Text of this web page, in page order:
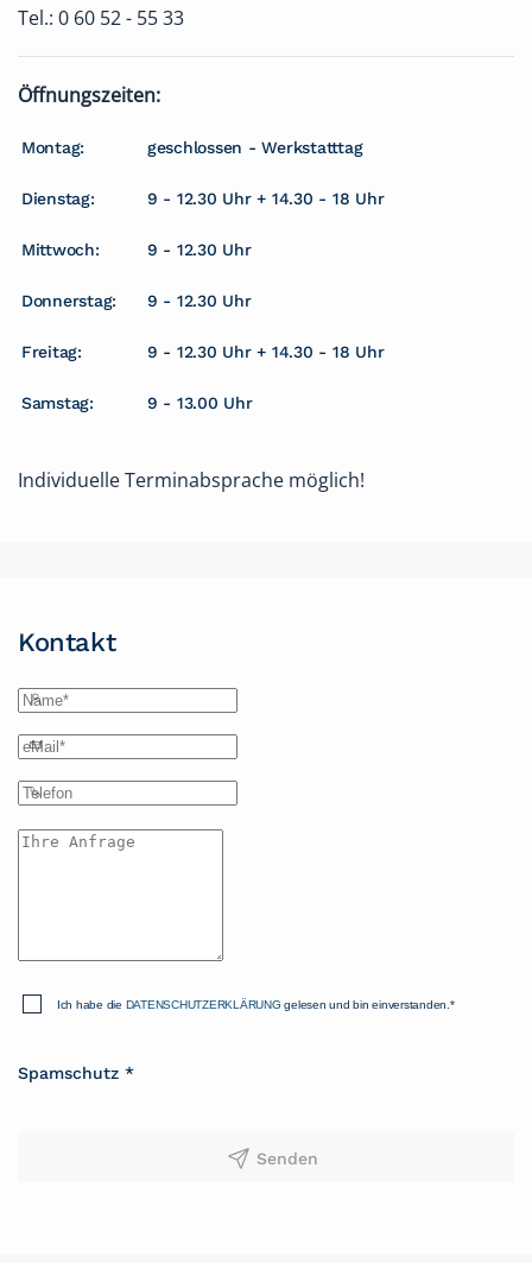
Tel.: 0 60 52 - 55 33
Öffnungszeiten:
Montag: geschlossen - Werkstatttag
Dienstag: 9 - 12.30 Uhr + 14.30 - 18 Uhr
Mittwoch: 9 - 12.30 Uhr
Donnerstag: 9 - 12.30 Uhr
Freitag: 9 - 12.30 Uhr + 14.30 - 18 Uhr
Samstag: 9 - 13.00 Uhr
Individuelle Terminabsprache möglich!
Kontakt
Ich habe die DATENSCHUTZERKLÄRUNGgelesen und bin einverstanden.*
Spamschutz *
Senden